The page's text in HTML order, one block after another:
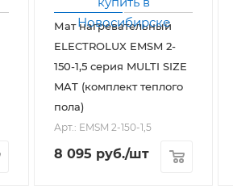
Мат нагревательный
ELECTROLUX EMSM 2-
150-1,5 серия MULTI SIZE
MAT (комплект теплого
пола)
Арт.: EMSM 2-150-1,5
8 095 руб./шт